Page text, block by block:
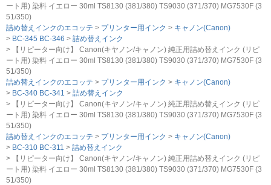
ート用) 染料 イエロー 30ml TS8130 (381/380) TS9030 (371/370) MG7530F (3
51/350)
詰め替えインクのエコッテ
プリンター用インク
キャノン(Canon)
BC-345 BC-346
詰め替えインク
【リピーター向け】 Canon(キヤノン/キャノン) 純正用詰め替えインク (リピ
ート用) 染料 イエロー 30ml TS8130 (381/380) TS9030 (371/370) MG7530F (3
51/350)
詰め替えインクのエコッテ
プリンター用インク
キャノン(Canon)
BC-340 BC-341
詰め替えインク
【リピーター向け】 Canon(キヤノン/キャノン) 純正用詰め替えインク (リピ
ート用) 染料 イエロー 30ml TS8130 (381/380) TS9030 (371/370) MG7530F (3
51/350)
詰め替えインクのエコッテ
プリンター用インク
キャノン(Canon)
BC-310 BC-311
詰め替えインク
【リピーター向け】 Canon(キヤノン/キャノン) 純正用詰め替えインク (リピ
ート用) 染料 イエロー 30ml TS8130 (381/380) TS9030 (371/370) MG7530F (3
51/350)